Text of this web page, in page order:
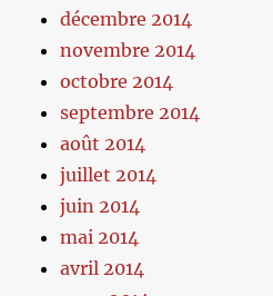
décembre 2014
novembre 2014
octobre 2014
septembre 2014
août 2014
juillet 2014
juin 2014
mai 2014
avril 2014